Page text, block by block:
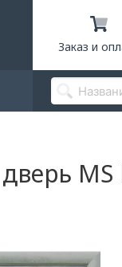
Заказ и
MS